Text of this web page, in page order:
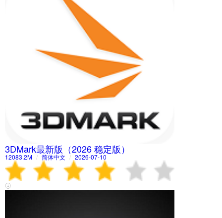
3DMark最新版（2026 稳定版）
12083.2M / 简体中文 / 2026-07-10